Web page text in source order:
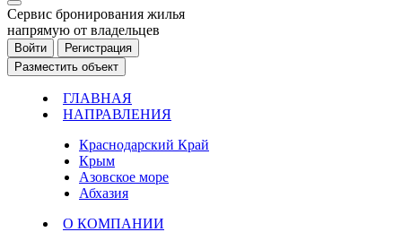
Cервис бронирования жилья
напрямую от владельцев
Войти
Регистрация
Разместить объект
ГЛАВНАЯ
НАПРАВЛЕНИЯ
Краснодарский Край
Крым
Азовское море
Абхазия
О КОМПАНИИ